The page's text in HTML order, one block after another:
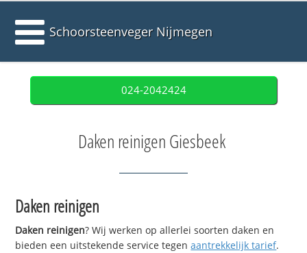
Schoorsteenveger Nijmegen
024-2042424
Daken reinigen Giesbeek
Daken reinigen
Daken reinigen? Wij werken op allerlei soorten daken en
bieden een uitstekende service tegenaantrekkelijk tarief.